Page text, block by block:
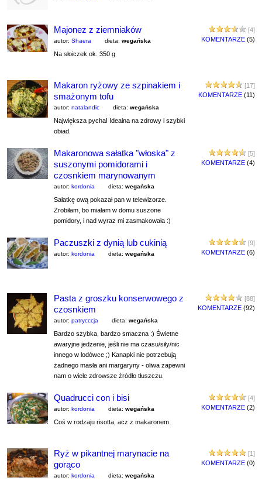
[4]
KOMENTARZE (5)
Majonez z ziemniaków
autor: Shaera dieta: wegańska
Na słoiczek ok. 350 g
[17]
KOMENTARZE (11)
Makaron ryżowy ze szpinakiem i
smażonym tofu
autor: natalandic dieta: wegańska
Największa pycha! Idealna na zdrowy i szybki
obiad.
[5]
KOMENTARZE (4)
Makaronowa sałatka "włoska" z
suszonymi pomidorami i
czosnkiem marynowanym
autor: kordonia dieta: wegańska
Sałatkę ową pokazał pan w telewizorze.
Zrobiłam, bo miałam w domu suszone
pomidory, i nad wyraz mi zasmakowała :)
[9]
KOMENTARZE (6)
Paczuszki z dynią lub cukinią
autor: kordonia dieta: wegańska
[88]
KOMENTARZE (92)
Pasta z groszku konserwowego z
czosnkiem
autor: patrycccja dieta: wegańska
Bardzo szybka, bardzo smaczna :) Świetne
awaryjne jedzenie, jeśli nie ma czasu/siły/nic
innego w lodówce ;) Kanapki nie potrzebują
żadnego masła ani margaryny - oliwa zapewni
nam o wiele zdrowsze źródło tłuszczu.
[4]
KOMENTARZE (2)
Quadrucci con i bisi
autor: kordonia dieta: wegańska
Coś w rodzaju risotta, acz z makaronem.
[1]
KOMENTARZE (0)
Ryż w pikantnej marynacie na
gorąco
autor: kordonia dieta: wegańska